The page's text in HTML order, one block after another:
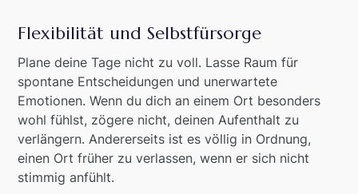
Flexibilität und Selbstfürsorge
Plane deine Tage nicht zu voll. Lasse Raum für
spontane Entscheidungen und unerwartete
Emotionen. Wenn du dich an einem Ort besonders
wohl fühlst, zögere nicht, deinen Aufenthalt zu
verlängern. Andererseits ist es völlig in Ordnung,
einen Ort früher zu verlassen, wenn er sich nicht
stimmig anfühlt.